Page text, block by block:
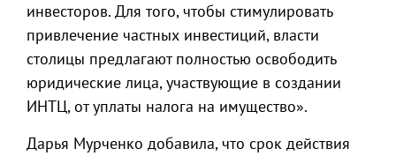
инвесторов. Для того, чтобы стимулировать
привлечение частных инвестиций, власти
столицы предлагают полностью освободить
юридические лица, участвующие в создании
ИНТЦ, от уплаты налога на имущество».
Дарья Мурченко добавила, что срок действия